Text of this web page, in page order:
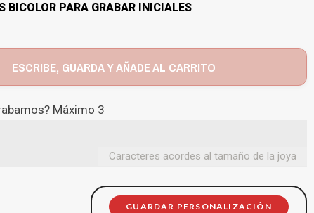
BICOLOR PARA GRABAR INICIALES
ESCRIBE, GUARDA Y AÑADE AL CARRITO
Máximo 3
Caracteres acordes al tamaño de la joya
GUARDAR PERSONALIZACIÓN